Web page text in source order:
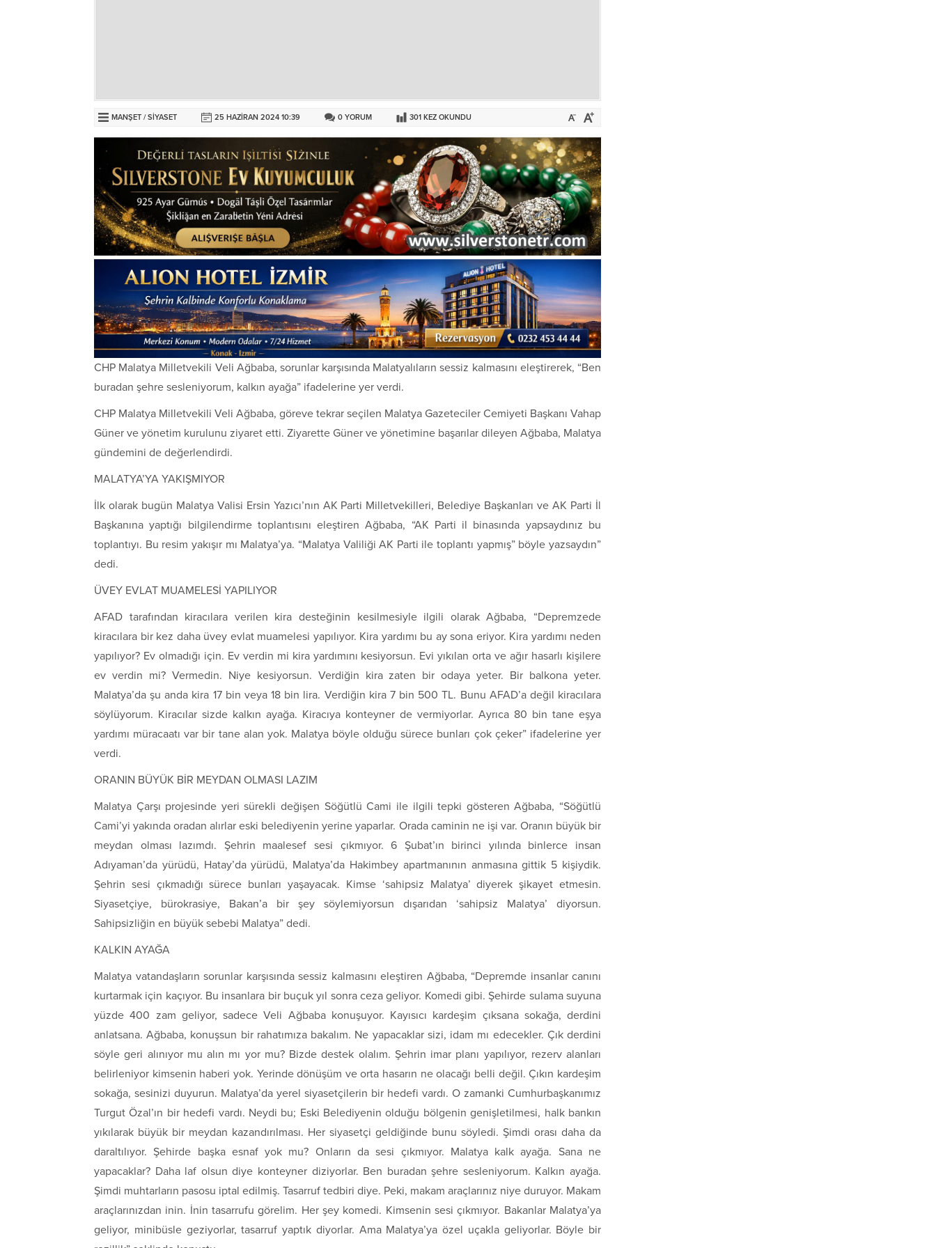
MANŞET /SİYASET 25 HAZIRAN 2024 10:39 0 YORUM 301 KEZ OKUNDU
CHP Malatya Milletvekili Veli Ağbaba, sorunlar karşısında Malatyalıların sessiz kalmasını eleştirerek, “Ben
buradan şehre sesleniyorum, kalkın ayağa” ifadelerine yer verdi.
CHP Malatya Milletvekili Veli Ağbaba, göreve tekrar seçilen Malatya Gazeteciler Cemiyeti Başkanı Vahap
Güner ve yönetim kurulunu ziyaret etti. Ziyarette Güner ve yönetimine başarılar dileyen Ağbaba, Malatya
gündemini de değerlendirdi.
MALATYA’YA YAKIŞMIYOR
İlk olarak bugün Malatya Valisi Ersin Yazıcı’nın AK Parti Milletvekilleri, Belediye Başkanları ve AK Parti İl
Başkanına yaptığı bilgilendirme toplantısını eleştiren Ağbaba, “AK Parti il binasında yapsaydınız bu
toplantıyı. Bu resim yakışır mı Malatya’ya. “Malatya Valiliği AK Parti ile toplantı yapmış” böyle yazsaydın”
dedi.
ÜVEY EVLAT MUAMELESİ YAPILIYOR
AFAD tarafından kiracılara verilen kira desteğinin kesilmesiyle ilgili olarak Ağbaba, “Depremzede
kiracılara bir kez daha üvey evlat muamelesi yapılıyor. Kira yardımı bu ay sona eriyor. Kira yardımı neden
yapılıyor? Ev olmadığı için. Ev verdin mi kira yardımını kesiyorsun. Evi yıkılan orta ve ağır hasarlı kişilere
ev verdin mi? Vermedin. Niye kesiyorsun. Verdiğin kira zaten bir odaya yeter. Bir balkona yeter.
Malatya’da şu anda kira 17 bin veya 18 bin lira. Verdiğin kira 7 bin 500 TL. Bunu AFAD’a değil kiracılara
söylüyorum. Kiracılar sizde kalkın ayağa. Kiracıya konteyner de vermiyorlar. Ayrıca 80 bin tane eşya
yardımı müracaatı var bir tane alan yok. Malatya böyle olduğu sürece bunları çok çeker” ifadelerine yer
verdi.
ORANIN BÜYÜK BİR MEYDAN OLMASI LAZIM
Malatya Çarşı projesinde yeri sürekli değişen Söğütlü Cami ile ilgili tepki gösteren Ağbaba, “Söğütlü
Cami’yi yakında oradan alırlar eski belediyenin yerine yaparlar. Orada caminin ne işi var. Oranın büyük bir
meydan olması lazımdı. Şehrin maalesef sesi çıkmıyor. 6 Şubat’ın birinci yılında binlerce insan
Adıyaman’da yürüdü, Hatay’da yürüdü, Malatya’da Hakimbey apartmanının anmasına gittik 5 kişiydik.
Şehrin sesi çıkmadığı sürece bunları yaşayacak. Kimse ‘sahipsiz Malatya’ diyerek şikayet etmesin.
Siyasetçiye, bürokrasiye, Bakan’a bir şey söylemiyorsun dışarıdan ‘sahipsiz Malatya’ diyorsun.
Sahipsizliğin en büyük sebebi Malatya” dedi.
KALKIN AYAĞA
Malatya vatandaşların sorunlar karşısında sessiz kalmasını eleştiren Ağbaba, “Depremde insanlar canını
kurtarmak için kaçıyor. Bu insanlara bir buçuk yıl sonra ceza geliyor. Komedi gibi. Şehirde sulama suyuna
yüzde 400 zam geliyor, sadece Veli Ağbaba konuşuyor. Kayısıcı kardeşim çıksana sokağa, derdini
anlatsana. Ağbaba, konuşsun bir rahatımıza bakalım. Ne yapacaklar sizi, idam mı edecekler. Çık derdini
söyle geri alınıyor mu alın mı yor mu? Bizde destek olalım. Şehrin imar planı yapılıyor, rezerv alanları
belirleniyor kimsenin haberi yok. Yerinde dönüşüm ve orta hasarın ne olacağı belli değil. Çıkın kardeşim
sokağa, sesinizi duyurun. Malatya’da yerel siyasetçilerin bir hedefi vardı. O zamanki Cumhurbaşkanımız
Turgut Özal’ın bir hedefi vardı. Neydi bu; Eski Belediyenin olduğu bölgenin genişletilmesi, halk bankın
yıkılarak büyük bir meydan kazandırılması. Her siyasetçi geldiğinde bunu söyledi. Şimdi orası daha da
daraltılıyor. Şehirde başka esnaf yok mu? Onların da sesi çıkmıyor. Malatya kalk ayağa. Sana ne
yapacaklar? Daha laf olsun diye konteyner diziyorlar. Ben buradan şehre sesleniyorum. Kalkın ayağa.
Şimdi muhtarların pasosu iptal edilmiş. Tasarruf tedbiri diye. Peki, makam araçlarınız niye duruyor. Makam
araçlarınızdan inin. İnin tasarrufu görelim. Her şey komedi. Kimsenin sesi çıkmıyor. Bakanlar Malatya’ya
geliyor, minibüsle geziyorlar, tasarruf yaptık diyorlar. Ama Malatya’ya özel uçakla geliyorlar. Böyle bir